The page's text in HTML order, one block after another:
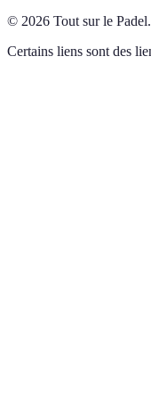
© 2026 Tout sur le Padel.
Certains liens sont des